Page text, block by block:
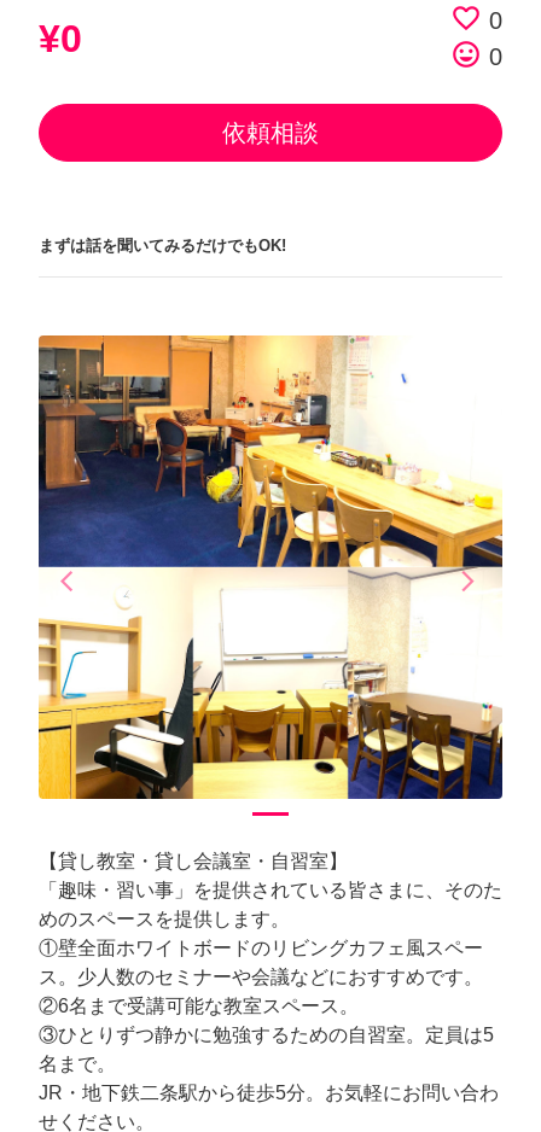
¥0 favorite_border 0
tag_faces 0
依頼相談
まずは話を聞いてみるだけでもOK!
arrow_back_iosPrevious arrow_forward_iosNext
【貸し教室・貸し会議室・自習室】
「趣味・習い事」を提供されている皆さまに、そのた
めのスペースを提供します。
①壁全面ホワイトボードのリビングカフェ風スペー
ス。少人数のセミナーや会議などにおすすめです。
②6名まで受講可能な教室スペース。
③ひとりずつ静かに勉強するための自習室。定員は5
名まで。
JR・地下鉄二条駅から徒歩5分。お気軽にお問い合わ
せください。